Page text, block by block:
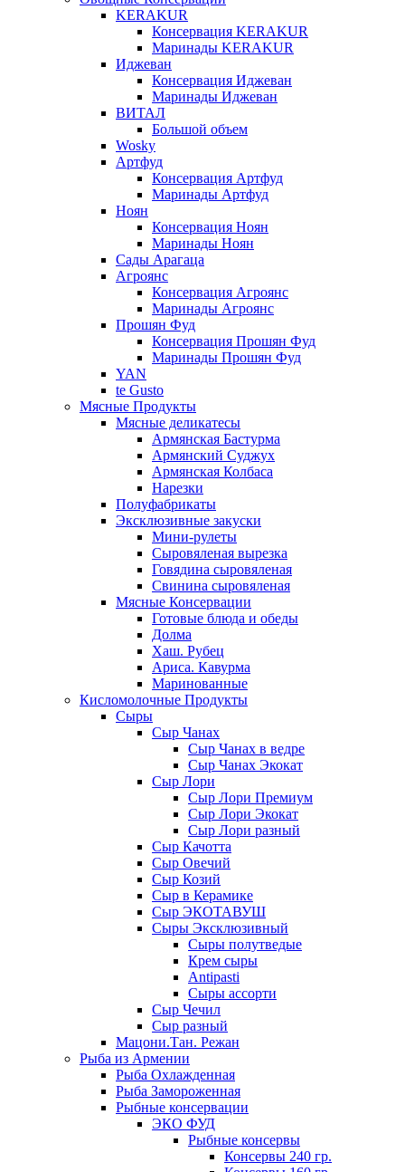
KERAKUR
Консервация KERAKUR
Маринады KERAKUR
Иджеван
Консервация Иджеван
Маринады Иджеван
ВИТАЛ
Большой объем
Wosky
Артфуд
Консервация Артфуд
Маринады Артфуд
Ноян
Консервация Ноян
Маринады Ноян
Сады Арагаца
Агроянс
Консервация Агроянс
Маринады Агроянс
Прошян Фуд
Консервация Прошян Фуд
Маринады Прошян Фуд
YAN
te Gusto
Мясные Продукты
Мясные деликатесы
Армянская Бастурма
Армянский Суджух
Армянская Колбаса
Нарезки
Полуфабрикаты
Эксклюзивные закуски
Мини-рулеты
Сыровяленая вырезка
Говядина сыровяленая
Свинина сыровяленая
Мясные Консервации
Готовые блюда и обеды
Долма
Хаш. Рубец
Ариса. Кавурма
Маринованные
Кисломолочные Продукты
Сыры
Сыр Чанах
Сыр Чанах в ведре
Сыр Чанах Экокат
Сыр Лори
Сыр Лори Премиум
Сыр Лори Экокат
Сыр Лори разный
Сыр Качотта
Сыр Овечий
Сыр Козий
Сыр в Керамике
Сыр ЭКОТАВУШ
Сыры Эксклюзивный
Сыры полутведые
Крем сыры
Antipasti
Сыры ассорти
Сыр Чечил
Сыр разный
Мацони.Тан. Режан
Рыба из Армении
Рыба Охлажденная
Рыба Замороженная
Рыбные консервации
ЭКО ФУД
Рыбные консервы
Консервы 240 гр.